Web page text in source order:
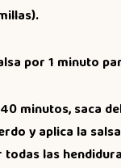
por 1 minuto
minutos, saca
y aplica la
las